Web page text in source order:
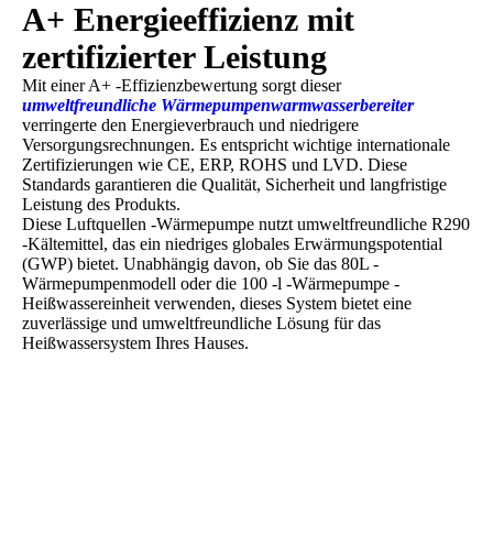
A+ Energieeffizienz mit
zertifizierter Leistung
Mit einer A+ -Effizienzbewertung sorgt dieser
umweltfreundliche Wärmepumpenwarmwasserbereiter
verringerte den Energieverbrauch und niedrigere
Versorgungsrechnungen. Es entspricht wichtige internationale
Zertifizierungen wie CE, ERP, ROHS und LVD. Diese
Standards garantieren die Qualität, Sicherheit und langfristige
Leistung des Produkts.
Diese Luftquellen -Wärmepumpe nutzt umweltfreundliche R290
-Kältemittel, das ein niedriges globales Erwärmungspotential
(GWP) bietet. Unabhängig davon, ob Sie das 80L -
Wärmepumpenmodell oder die 100 -l -Wärmepumpe -
Heißwassereinheit verwenden, dieses System bietet eine
zuverlässige und umweltfreundliche Lösung für das
Heißwassersystem Ihres Hauses.